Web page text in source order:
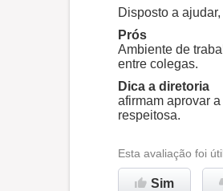
Oportunidade
Ambiente de
Recomenda
Disposto a
Prós
Ambiente de
entre colegas.
Dica a diretoria
afirmam aprovar
respeitosa.
Esta avaliação foi
Sim